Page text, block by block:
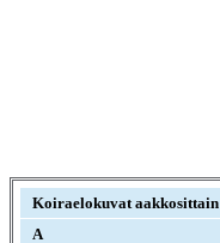
Koiraelokuvat aakkosittain
A